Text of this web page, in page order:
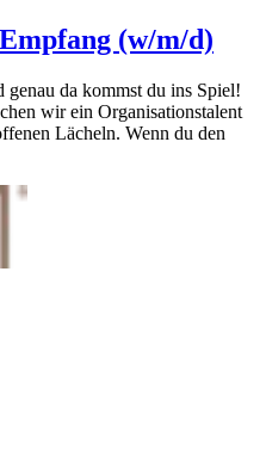
(w/m/d)
da kommst du ins Spiel!
wir ein Organisationstalent
Lächeln. Wenn du den